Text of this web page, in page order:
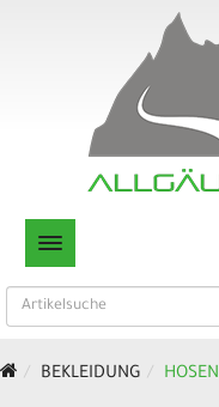
TOGGLE NAVIGATION
BEKLEIDUNG HOSEN